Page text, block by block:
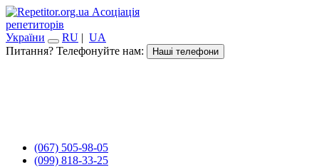
Асоціація
репетиторів
України
RU | UA
Питання? Телефонуйте нам:
Наші телефони
(067) 505-98-05
(099) 818-33-25